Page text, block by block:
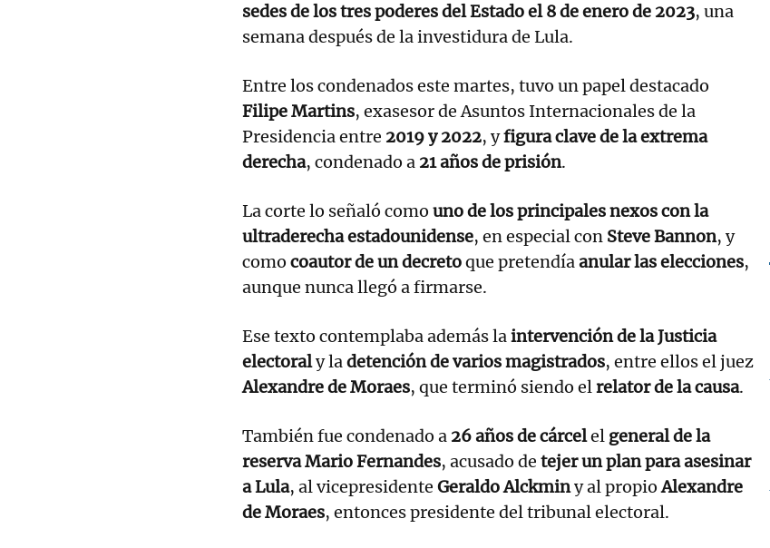
sedes de los tres poderes del Estado el 8 de enero de 2023, una
semana después de la investidura de Lula.
Entre los condenados este martes, tuvo un papel destacado
Filipe Martins, exasesor de Asuntos Internacionales de la
Presidencia entre 2019 y 2022, yfigura clave de la extrema
derecha, condenado a 21 años de prisión.
La corte lo señaló como uno de los principales nexos con la
ultraderecha estadounidense, en especial con Steve Bannon, y
como coautor de un decretoque pretendíaanular las elecciones,
aunque nunca llegó a firmarse.
Ese texto contemplaba además laintervención de la Justicia
electoraly ladetención de varios magistrados, entre ellos el juez
Alexandre de Moraes, que terminó siendo elrelator de la causa.
También fue condenado a 26 años de cárcelel general de la
reserva Mario Fernandes, acusado de tejer un plan para asesinar
a Lula, al vicepresidente Geraldo Alckminy al propioAlexandre
de Moraes, entonces presidente del tribunal electoral.